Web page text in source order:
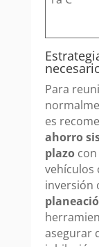
Para
es
ahorro
plazocon
vehículos
inversión
asegurar